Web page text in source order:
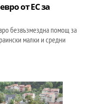
от ЕС за
безвъзмездна помощ за
малки и средни